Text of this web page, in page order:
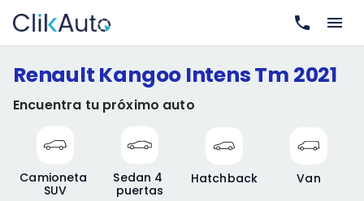
Renault Kangoo Intens Tm 2021
Encuentra tu próximo auto
Camioneta
SUV
Sedan 4
puertas
Hatchback Van